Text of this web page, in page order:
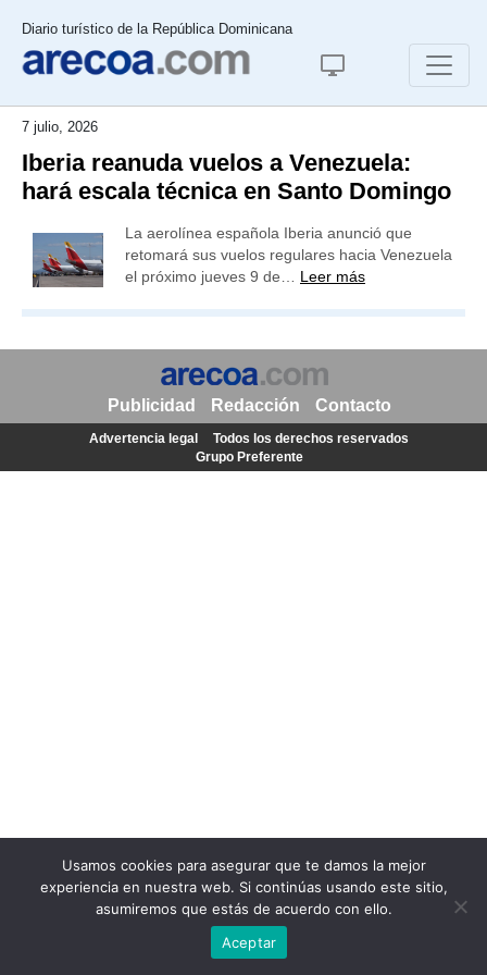
Diario turístico de la República Dominicana
7 julio, 2026
Iberia reanuda vuelos a Venezuela:
hará escala técnica en Santo Domingo
La aerolínea española Iberia anunció que
retomará sus vuelos regulares hacia Venezuela
el próximo jueves 9 de… Leer más
Usamos cookies para asegurar que te damos la mejor
experiencia en nuestra web. Si continúas usando este sitio,
asumiremos que estás de acuerdo con ello.
Aceptar
Publicidad Redacción Contacto
Advertencia legal
Todos los derechos reservados
Grupo Preferente